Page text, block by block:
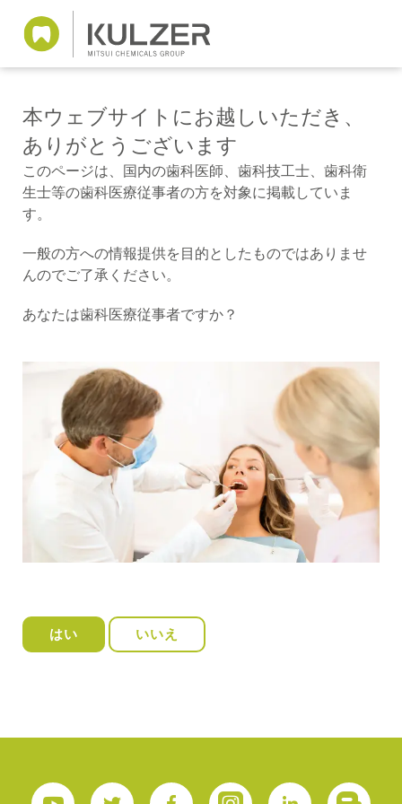
本ウェブサイトにお越しいただき、
ありがとうございます
このページは、国内の歯科医師、歯科技工士、歯科衛
生士等の歯科医療従事者の方を対象に掲載していま
す。
一般の方への情報提供を目的としたものではありませ
んのでご了承ください。
あなたは歯科医療従事者ですか？